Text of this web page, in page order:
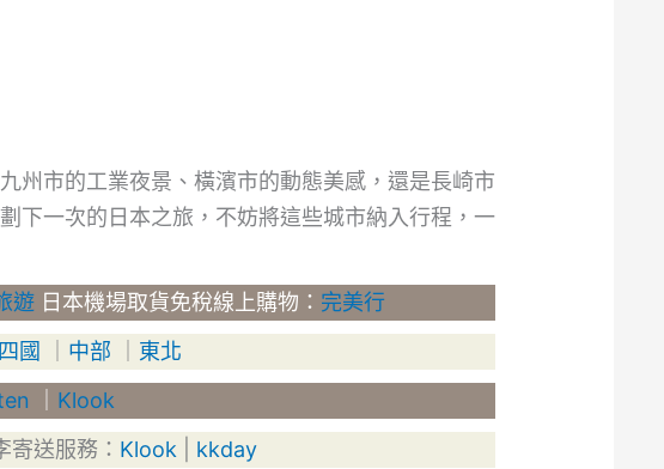
州市的工業夜景、橫濱市的動態美感，還是長崎市
下一次的日本之旅，不妨將這些城市納入行程，一
遊 日本機場取貨免稅線上購物： 完美行
四國 中部
東北
Klook
寄送服務： Klook
kkday